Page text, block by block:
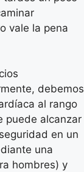
vale la pena
debemos
al rango
puede alcanzar
en un
una
hombres) y